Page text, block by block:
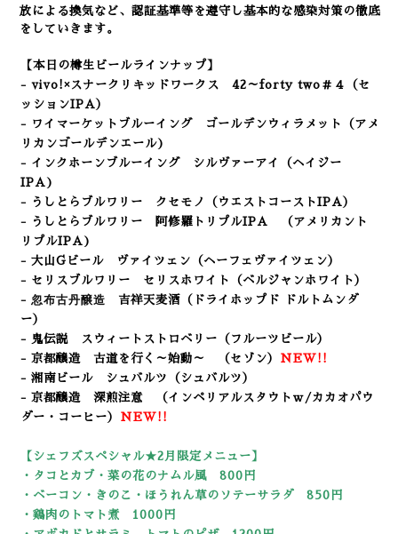
放による換気など、認証基準等を遵守し基本的な感染対策の徹底
をしていきます。
【本日の樽生ビールラインナップ】
- vivo!×スナークリキッドワークス 42～forty two＃４（セ
ッションIPA）
- ワイマーケットブルーイング ゴールデンウィラメット
（アメ
リカンゴールデンエール)
- インクホーンブルーイング シルヴァーアイ
（ヘイジー
IPA)
- うしとらブルワリー クセモノ（ウエストコーストIPA）
- うしとらブルワリー 阿修羅トリプルIPA （アメリカント
リプルIPA)
- 大山Gビール ヴァイツェン（ヘーフェヴァイツェン）
- セリスブルワリー セリスホワイト（ベルジャンホワイト）
- 忽布古丹醸造 吉祥天麦酒 （ドライホップド ドルトムンダ
ー）
- 鬼伝説 スウィートストロベリー （フルーツビール）
- 京都醸造 古道を行く～始動～ （セゾン） NEW!!
- 湘南ビール シュバルツ（シュバルツ）
- 京都醸造 深煎注意 （インペリアルスタウトｗ/カカオパウ
ダー・コーヒー） NEW!!
【シェフズスペシャル★2 月限定メニュー】
・タコとカブ・菜の花のナムル風 800円
・ベーコン・きのこ・ほうれん草のソテーサラダ 850円
・鶏肉のトマト煮 1000円